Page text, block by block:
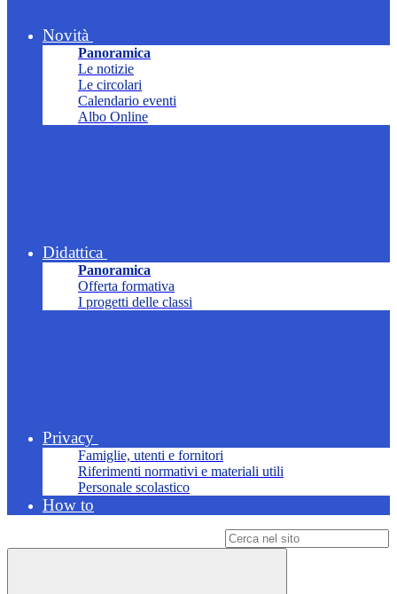
Novità
Panoramica
Le notizie
Le circolari
Calendario eventi
Albo Online
Didattica
Panoramica
Offerta formativa
I progetti delle classi
Privacy
Famiglie, utenti e fornitori
Riferimenti normativi e materiali utili
Personale scolastico
How to